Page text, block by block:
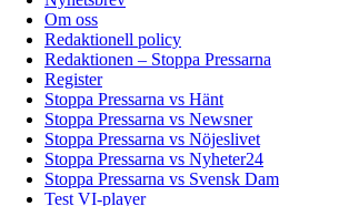
Om oss
Redaktionell policy
Redaktionen – Stoppa Pressarna
Register
Stoppa Pressarna vs Hänt
Stoppa Pressarna vs Newsner
Stoppa Pressarna vs Nöjeslivet
Stoppa Pressarna vs Nyheter24
Stoppa Pressarna vs Svensk Dam
Test VI-player